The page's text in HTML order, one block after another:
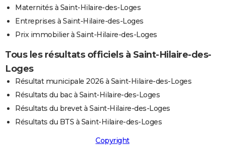
Maternités à Saint-Hilaire-des-Loges
Entreprises à Saint-Hilaire-des-Loges
Prix immobilier à Saint-Hilaire-des-Loges
Tous les résultats officiels à Saint-Hilaire-des-
Loges
Résultat municipale 2026 à Saint-Hilaire-des-Loges
Résultats du bac à Saint-Hilaire-des-Loges
Résultats du brevet à Saint-Hilaire-des-Loges
Résultats du BTS à Saint-Hilaire-des-Loges
Copyright